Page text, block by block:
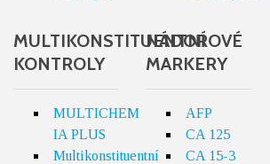
MULTIKONSTITUENTNÍ
KONTROLY
MULTICHEM
IA PLUS
Multikonstituentní
NÁDOROVÉ
MARKERY
AFP
CA 125
CA 15-3